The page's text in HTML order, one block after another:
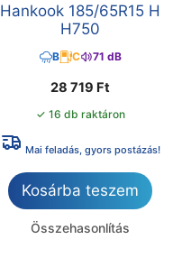
Hankook 185/65R15 H
H750
B C 71 dB
28 719 Ft
✓ 16 db raktáron
Mai feladás, gyors postázás!
Kosárba teszem
Összehasonlítás